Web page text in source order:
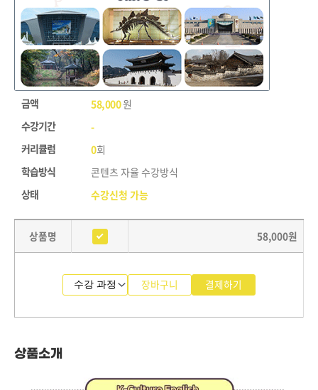
금액 58,000원
수강기간
-
커리큘럼
0회
학습방식
콘텐츠 자율 수강방식
상태
수강신청 가능
상품명 58,000원
장바구니 결제하기
상품소개